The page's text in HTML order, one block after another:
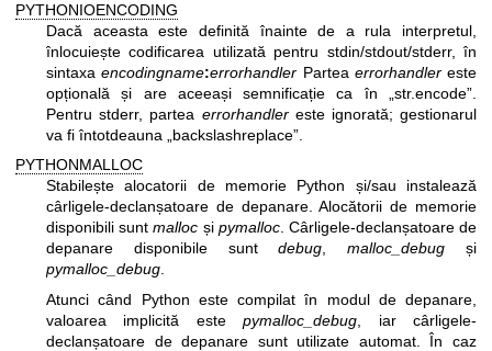
PYTHONIOENCODING
Dacă aceasta este definită înainte de a rula interpretul,
înlocuiește codificarea utilizată pentru stdin/stdout/stderr, în
sintaxaencodingname:errorhandler Partea errorhandlereste
opțională și are aceeași semnificație ca în „str.encode”.
Pentru stderr, partea errorhandlereste ignorată; gestionarul
va fi întotdeauna „backslashreplace”.
PYTHONMALLOC
Stabilește alocatorii de memorie Python și/sau instalează
cârligele-declanșatoare de depanare. Alocătorii de memorie
disponibili suntmalloc și pymalloc. Cârligele-declanșatoare de
depanare disponibile suntdebug,malloc_debug și
pymalloc_debug.
Atunci când Python este compilat în modul de depanare,
valoarea implicită estepymalloc_debug , iar cârligele-
declanșatoare de depanare sunt utilizate automat. În caz